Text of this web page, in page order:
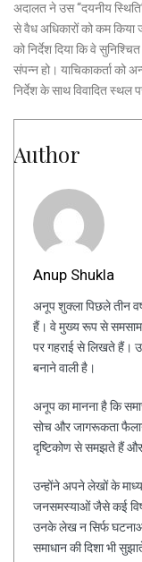
अदालत ने उस “दयनीय
से वैध अधिकारों को कम
को निर्देश दिया कि वे
संपन्न हो। याचिकाकर्ता को
निर्देश के साथ विवादित
Author
Anup Shukla
अनूप शुक्ला पिछले तीन
हैं। वे मुख्य रूप से
पर गहराई से लिखते हैं।
बनाने वाली है।
अनूप का मानना है कि
सोच और जागरूकता फैलाने
दृष्टिकोण से समझते हैं
उन्होंने अपने लेखों के
जनसमस्याओं जैसे कई
उनके लेख न सिर्फ घटनाओं
समाधान की दिशा भी